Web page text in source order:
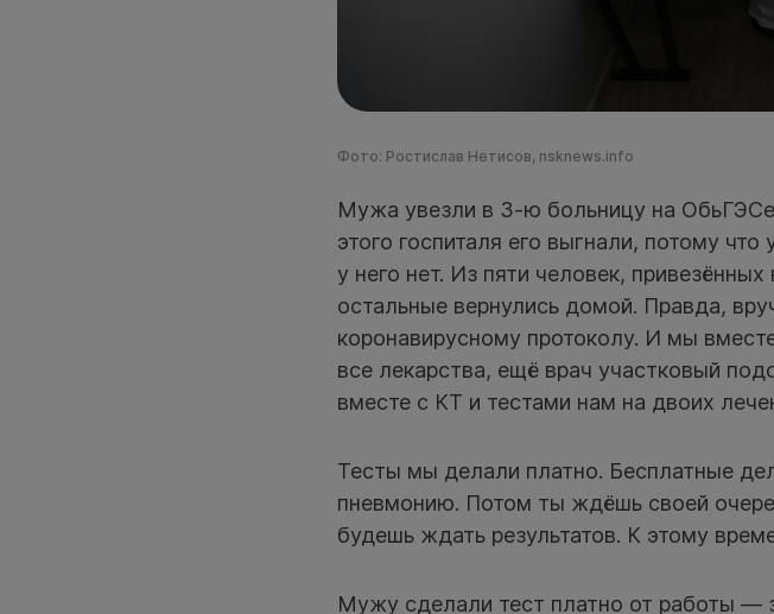
Фото: Ростислав Нетисов, nsknews.info
Мужа увезли в 3-ю больницу на
этого госпиталя его выгнали, потому
у него нет. Из пяти человек,
остальные вернулись домой. Правда,
коронавирусному протоколу. И мы
все лекарства, ещё врач участковый
вместе с КТ и тестами нам на двоих
Тесты мы делали платно. Бесплатные
пневмонию. Потом ты ждёшь своей
будешь ждать результатов. К этому
Мужу сделали тест платно от работы —